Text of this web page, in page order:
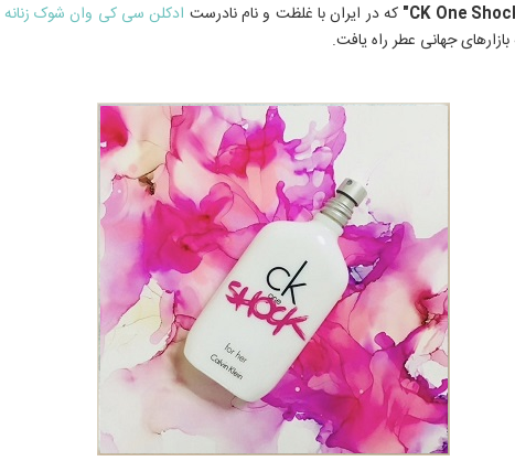
که در ایران با غلظت و نام نادرست ادکلن سی کی وان شوک زنانه
جهانی عطر راه یافت.